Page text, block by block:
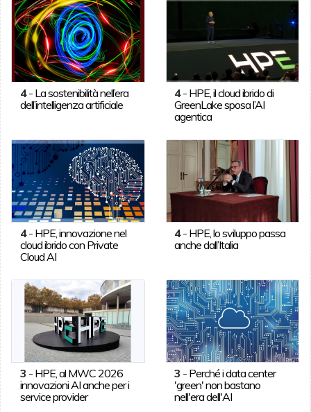
4- La sostenibilità nell’era
dell’intelligenza artificiale
4- HPE, il cloud ibrido di
GreenLake sposa l’AI
agentica
4- HPE, innovazione nel
cloud ibrido con Private
Cloud AI
4- HPE, lo sviluppo passa
anche dall’Italia
3 - HPE, al MWC 2026
innovazioni AI anche per i
service provider
3 - Perché i data center
'green' non bastano
nell'era dell'AI